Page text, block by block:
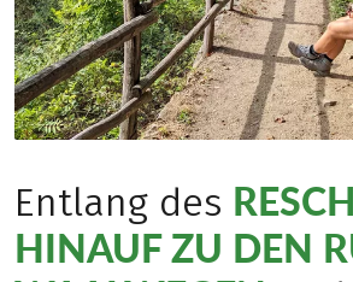
Entlang des
HINAUF ZU DEN